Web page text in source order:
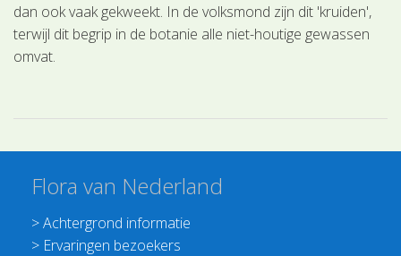
dan ook vaak gekweekt. In de volksmond zijn dit 'kruiden',
terwijl dit begrip in de botanie alle niet-houtige gewassen
omvat.
Flora van Nederland
>Achtergrond informatie
> Ervaringen bezoekers